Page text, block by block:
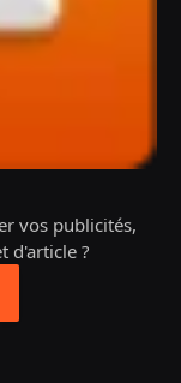
vos publicités,
d'article ?